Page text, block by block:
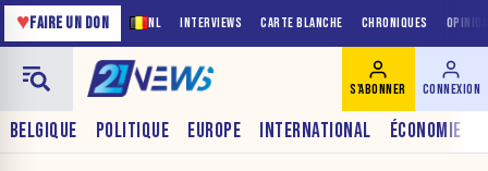
NL INTERVIEWS CARTE BLANCHE CHRONIQUES
♥FAIRE UN DON
BELGIQUE POLITIQUE EUROPE INTERNATIONAL ÉCONOMIE
S'ABONNER CONNEXION